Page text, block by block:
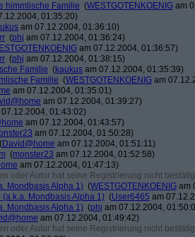
himmlische Familie (WESTGOTENKOENIG am
01:35:20)
am 07.12.2004, 01:36:10)
(phj am 07.12.2004, 01:36:24)
am 07.12.2004, 01:36:57)
(phj am 07.12.2004, 01:38:15)
Familie (kaukus am 07.12.2004, 01:35:39)
Familie (WESTGOTENKOENIG am
am 07.12.2004, 01:35:01)
am 07.12.2004, 01:39:27)
01:43:02)
am 07.12.2004, 01:43:57)
am 07.12.2004, 01:50:28)
(David@home am 07.12.2004, 01:51:11)
(monster23 am 07.12.2004, 01:52:58)
am 07.12.2004, 01:47:13)
oder Autor hat seine Registrierung nicht
Mondbasis Alpha 1) (WESTGOTENKOENIG am
Mondbasis Alpha 1) (User6465 am
Mondbasis Alpha 1) (phj am 07.12.2004,
am 07.12.2004, 01:49:42)
oder Autor hat seine Registrierung nicht